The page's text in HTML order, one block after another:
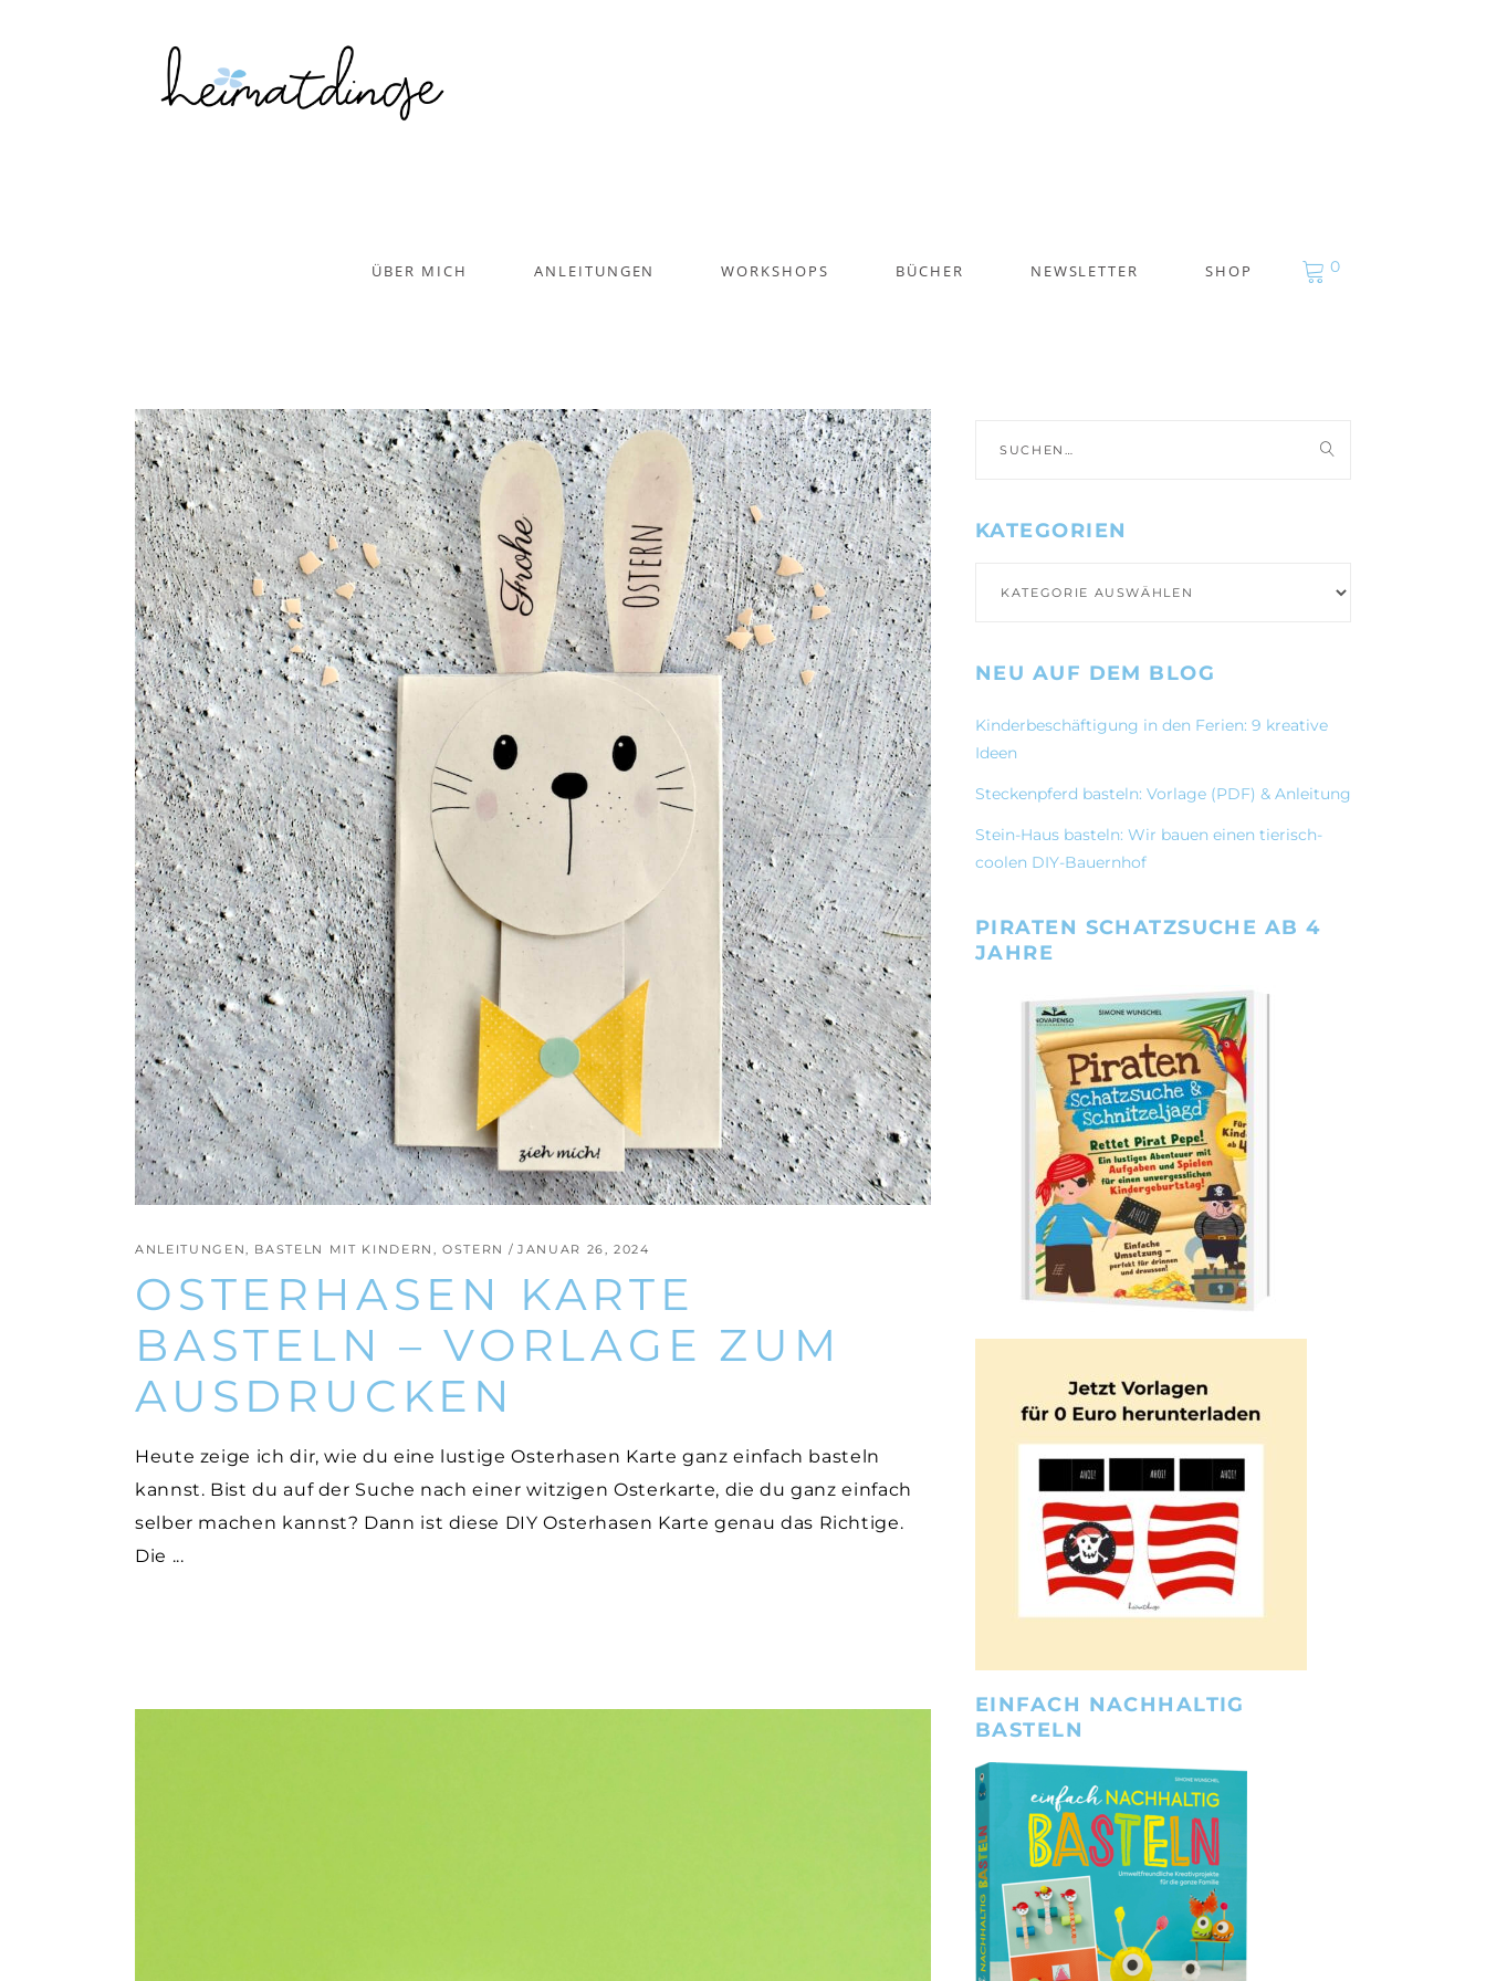
ÜBER MICH ANLEITUNGEN WORKSHOPS BÜCHER NEWSLETTER SHOP 0
ANLEITUNGEN, BASTELN MIT KINDERN ,OSTERN JANUAR 26, 2024
OSTERHASEN KARTE
BASTELN – VORLAGE ZUM
AUSDRUCKEN
Heute zeige ich dir, wie du eine lustige Osterhasen Karte ganz einfach basteln
kannst. Bist du auf der Suche nach einer witzigen Osterkarte, die du ganz einfach
selber machen kannst? Dann ist diese DIY Osterhasen Karte genau das Richtige.
Die
nach:
KATEGORIEN
NEU AUF DEM BLOG
Kinderbeschäftigung in den Ferien: 9 kreative
Ideen
Steckenpferd basteln: Vorlage (PDF) & Anleitung
Stein-Haus basteln: Wir bauen einen tierisch-
coolen DIY-Bauernhof
PIRATEN SCHATZSUCHE AB 4
JAHRE
EINFACH NACHHALTIG
BASTELN